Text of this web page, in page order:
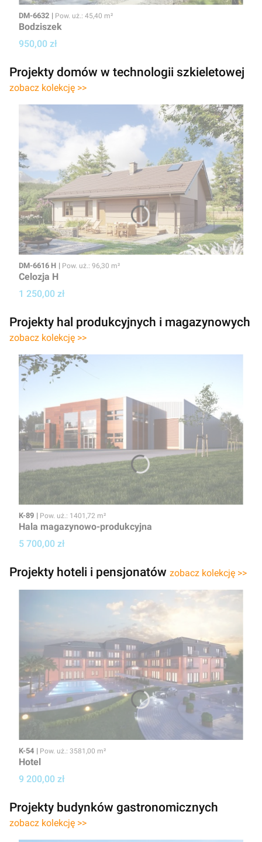
Kod
DM-6632 Powierzchnia użytkowa
Pow. uż.: 45,40 m²
Bodziszek
Cena projektu
950,00 zł
Projekty domów w technologii szkieletowej
zobacz kolekcję >>
Kod
DM-6616 H Powierzchnia użytkowa
Pow. uż.: 96,30 m²
Celozja H
Cena projektu
1 250,00 zł
Projekty hal produkcyjnych i magazynowych
zobacz kolekcję >>
Kod
K-89 Powierzchnia użytkowa
Pow. uż.: 1401,72 m²
Hala magazynowo-produkcyjna
Cena projektu
5 700,00 zł
Projekty hoteli i pensjonatów zobacz kolekcję >>
Kod
K-54 Powierzchnia użytkowa
Pow. uż.: 3581,00 m²
Hotel
Cena projektu
9 200,00 zł
Projekty budynków gastronomicznych
zobacz kolekcję >>